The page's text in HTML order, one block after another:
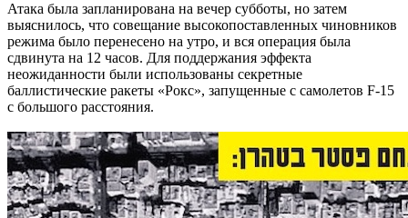
Атака была запланирована на вечер субботы, но затем
выяснилось, что совещание высокопоставленных чиновников
режима было перенесено на утро, и вся операция была
сдвинута на 12 часов. Для поддержания эффекта
неожиданности были использованы секретные
баллистические ракеты «Рокс», запущенные с самолетов F-15
с большого расстояния.